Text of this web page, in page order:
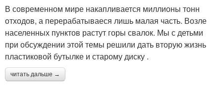
В современном мире накапливается миллионы тонн
отходов, а перерабатываеся лишь малая часть. Возле
населенных пунктов растут горы свалок. Мы с детьми
при обсуждении этой темы решили дать вторую жизнь
пластиковой бутылке и старому диску .
читать дальше →